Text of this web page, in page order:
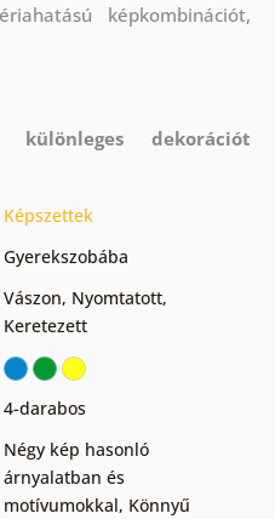
képkombinációt,
dekorációt
Képszettek
Gyerekszobába
Vászon, Nyomtatott,
Keretezett
4-darabos
Négy kép hasonló
árnyalatban és
motívumokkal, Könnyű